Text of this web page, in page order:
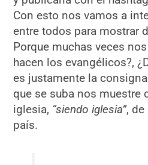
Con esto nos vamos a
entre todos para mostrar
Porque muchas veces
hacen los evangélicos?,
es justamente la
que se suba nos muestre
iglesia, “siendo iglesia”, de
país.